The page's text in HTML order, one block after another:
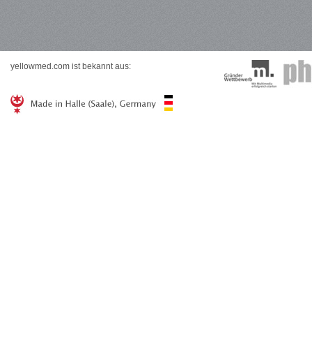
yellowmed.com ist bekannt aus: